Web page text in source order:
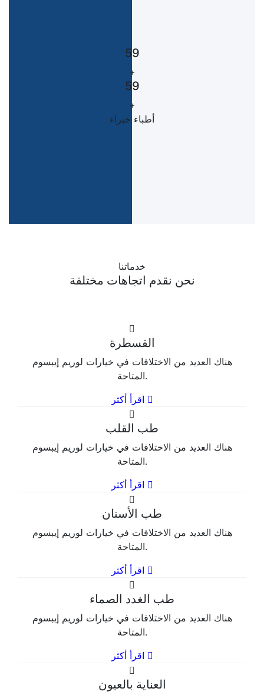
59
+
59
+
أطباء خبراء
خدماتنا
نحن نقدم اتجاهات مختلفة
القسطرة
هناك العديد من الاختلافات في خيارات لوريم إيبسوم
المتاحة.
اقرأ أكثر
طب القلب
هناك العديد من الاختلافات في خيارات لوريم إيبسوم
المتاحة.
اقرأ أكثر
طب الأسنان
هناك العديد من الاختلافات في خيارات لوريم إيبسوم
المتاحة.
اقرأ أكثر
طب الغدد الصماء
هناك العديد من الاختلافات في خيارات لوريم إيبسوم
المتاحة.
اقرأ أكثر
العناية بالعيون